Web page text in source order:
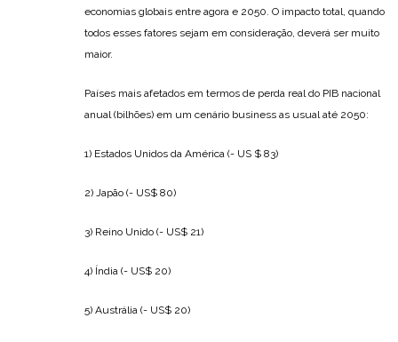
economias globais entre agora e 2050. O impacto total, quando
todos esses fatores sejam em consideração, deverá ser muito
maior.
Países mais afetados em termos de perda real do PIB nacional
anual (bilhões) em um cenário business as usual até 2050:
1) Estados Unidos da América (- US $ 83)
2) Japão (- US$ 80)
3) Reino Unido (- US$ 21)
4) Índia (- US$ 20)
5) Austrália (- US$ 20)